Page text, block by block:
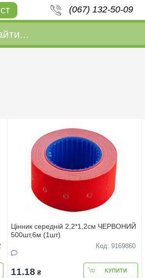
(067) 132-50-09
Цінник середнiй 2,2*1,2см ЧЕРВОНИЙ
500шт,6м (1шт)
Код: 9169860
11.18 ₴ КУПИТИ